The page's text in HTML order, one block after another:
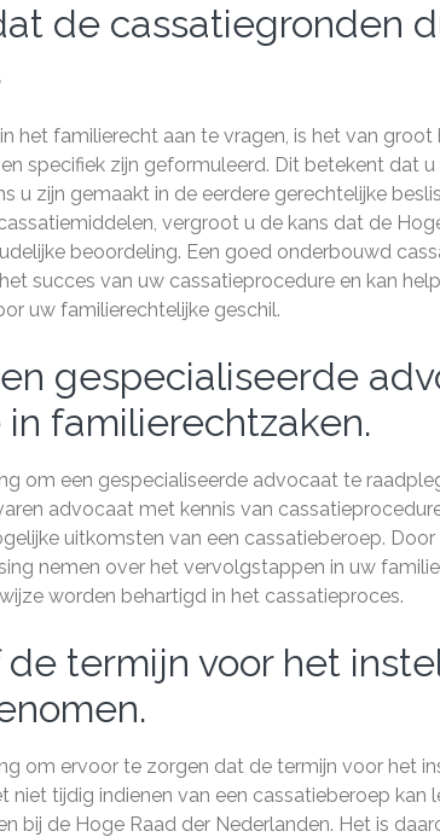
de cassatiegronden
het familierecht aan te vragen, is het van
specifiek zijn geformuleerd. Dit betekent dat
u zijn gemaakt in de eerdere gerechtelijke
vergroot u de kans dat de
beoordeling. Een goed onderbouwd
succes van uw cassatieprocedure en kan
uw familierechtelijke geschil.
gespecialiseerde
in familierechtzaken.
om een gespecialiseerde advocaat te
advocaat met kennis van
uitkomsten van een cassatieberoep.
nemen over het vervolgstappen in uw
worden behartigd in het cassatieproces.
termijn voor het
om ervoor te zorgen dat de termijn voor het
niet tijdig indienen van een cassatieberoep kan
bij de Hoge Raad der Nederlanden. Het is